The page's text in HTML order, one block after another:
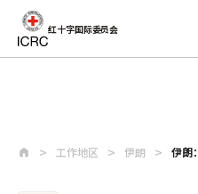
红十字国际委员会
工作地区 伊朗 伊朗